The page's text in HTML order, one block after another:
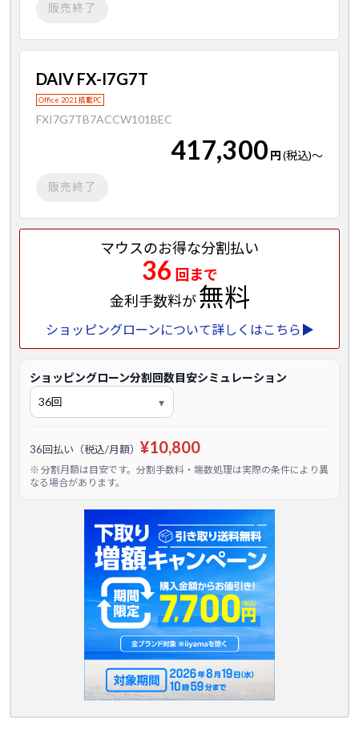
販売終了
DAIV FX-I7G7T
Office 2021 搭載PC
FXI7G7TB7ACCW101BEC
417,300 円(税込)～
販売終了
マウスのお得な分割払い
36 回まで
金利手数料が無料
ショッピングローンについて詳しくはこちら▶
ショッピングローン分割回数目安シミュレーション
36回払い（税込/月額） ¥10,800
※ 分割月額は目安です。分割手数料・端数処理は実際の条件により異
なる場合があります。